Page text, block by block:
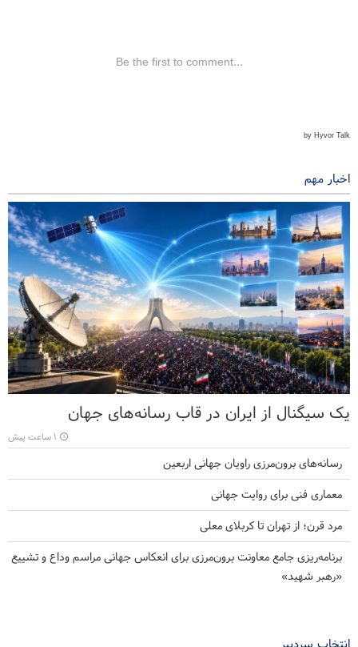
اخبار مهم
یک سیگنال از ایران در قاب رسانه‌های جهان
۱ ساعت پیش
رسانه‌های برون‌مرزی راویان جهانی اربعین
معماری فنی برای روایت جهانی
مرد قرن؛ از تهران تا کربلای معلی
برنامه‌ریزی جامع معاونت برون‌مرزی برای انعکاس جهانی مراسم وداع و تشییع
«رهبر شهید»